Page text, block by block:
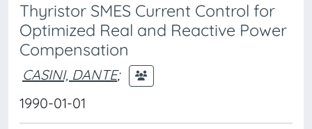
Thyristor SMES Current Control for
Optimized Real and Reactive Power
Compensation
CASINI, DANTE;
1990-01-01